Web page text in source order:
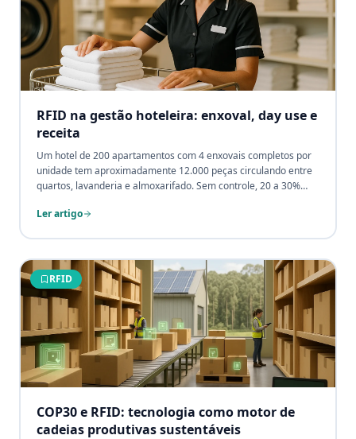
RFID na gestão hoteleira: enxoval, day use e
receita
Um hotel de 200 apartamentos com 4 enxovais completos por
unidade tem aproximadamente 12.000 peças circulando entre
quartos, lavanderia e almoxarifado. Sem controle, 20 a 30%
malas, roupões usados como pijamas em casa, lençóis
mesmo sistema que protege o enxoval abre espaço para o day
use, serviço que pode gerar R$ 80 a R$ 200 mil por mês de
receita incremental para hotéis urbanos.
Ler artigo
RFID
COP30 e RFID: tecnologia como motor de
cadeias produtivas sustentáveis